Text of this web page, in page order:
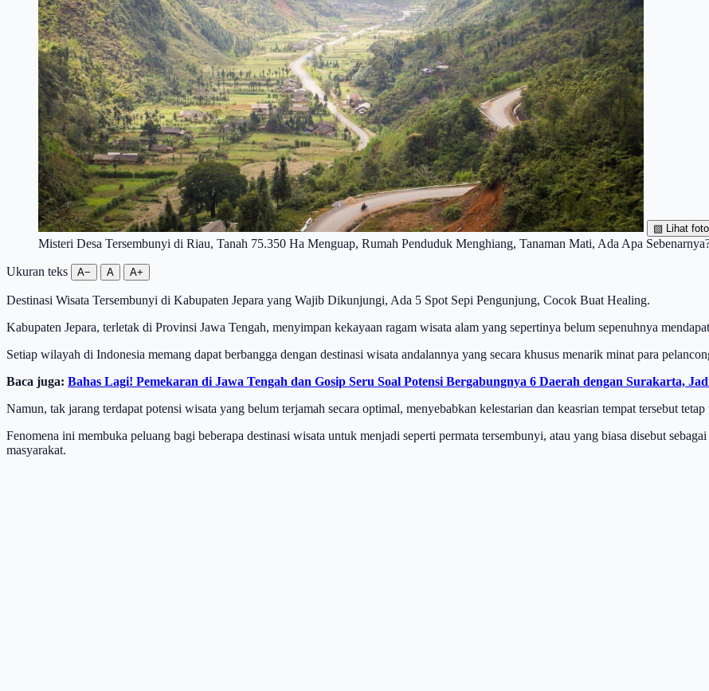
▧ Lihat foto
Misteri Desa Tersembunyi di Riau, Tanah 75.350 Ha Menguap, Rumah Penduduk Menghiang, Tanaman Mati, Ada Apa
Ukuran teks A− A A+
Destinasi Wisata Tersembunyi di Kabupaten Jepara yang Wajib Dikunjungi, Ada 5 Spot Sepi Pengunjung, Cocok Buat Healing.
Kabupaten Jepara, terletak di Provinsi Jawa Tengah, menyimpan kekayaan ragam wisata alam yang sepertinya belum sepenuhnya
Setiap wilayah di Indonesia memang dapat berbangga dengan destinasi wisata andalannya yang secara khusus menarik minat para
Baca juga: Bahas Lagi! Pemekaran di Jawa Tengah dan Gosip Seru Soal Potensi Bergabungnya 6 Daerah dengan Surakarta,
Namun, tak jarang terdapat potensi wisata yang belum terjamah secara optimal, menyebabkan kelestarian dan keasrian tempat tersebut tetap
Fenomena ini membuka peluang bagi beberapa destinasi wisata untuk menjadi seperti permata tersembunyi, atau yang biasa disebut
masyarakat.